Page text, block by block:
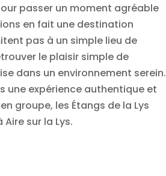
passer un moment agréable
en fait une destination
pas à un simple lieu de
le plaisir simple de
dans un environnement serein.
une expérience authentique et
groupe, les Étangs de la Lys
sur la Lys.